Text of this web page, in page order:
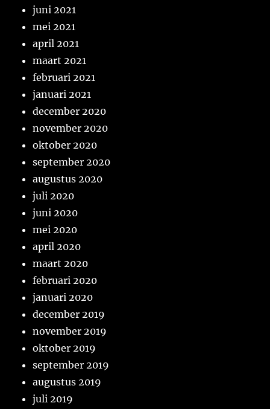
juni 2021
mei 2021
april 2021
maart 2021
februari 2021
januari 2021
december 2020
november 2020
oktober 2020
september 2020
augustus 2020
juli 2020
juni 2020
mei 2020
april 2020
maart 2020
februari 2020
januari 2020
december 2019
november 2019
oktober 2019
september 2019
augustus 2019
juli 2019